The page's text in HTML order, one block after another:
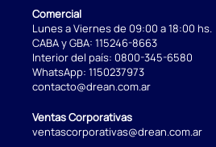
Comercial
Lunes a Viernes de 09:00 a 18:00 hs.
CABA y GBA: 115246-8663
Interior del país: 0800-345-6580
WhatsApp: 1150237973
contacto@drean.com.ar
Ventas Corporativas
ventascorporativas@drean.com.ar